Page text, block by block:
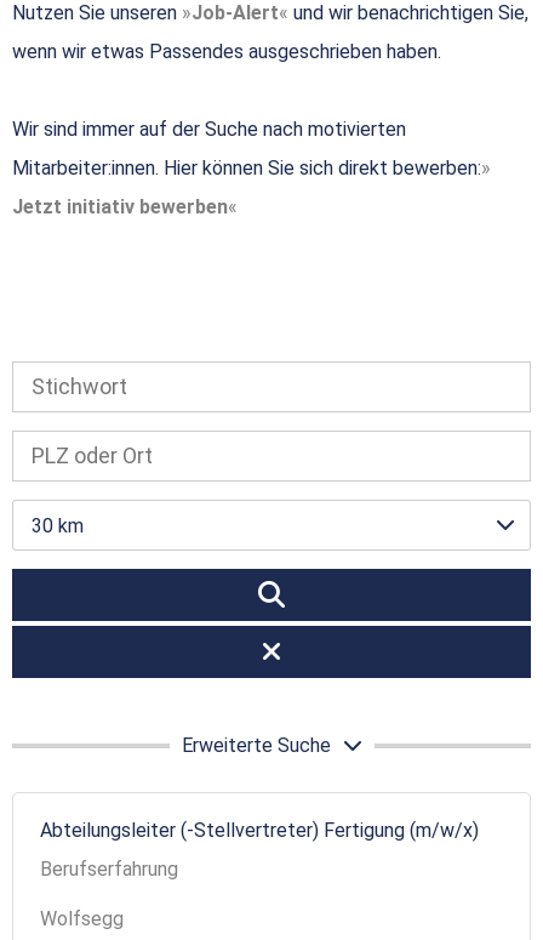
Nutzen Sie unseren
Job-Alert
und wir benachrichtigen Sie,
wenn wir etwas Passendes ausgeschrieben haben.
Wir sind immer auf der Suche nach motivierten
Mitarbeiter:innen. Hier können Sie sich direkt bewerben:
Jetzt initiativ bewerben
30 km
Erweiterte Suche
Abteilungsleiter (-Stellvertreter) Fertigung (m/w/x)
Berufserfahrung
Wolfsegg